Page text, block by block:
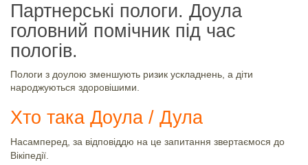
Партнерські пологи. Доула
головний помічник під час
пологів.
Пологи з доулою зменшують ризик ускладнень, а діти
народжуються здоровішими.
Хто така Доула / Дула
Насамперед, за відповіддю на це запитання звертаємося до
Вікіпедії.